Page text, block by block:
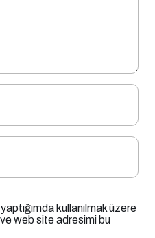
kullanılmak üzere
web site adresimi bu